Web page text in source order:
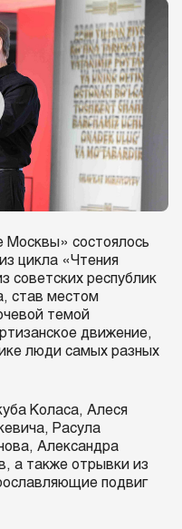
Москвы» состоялось
цикла «Чтения
советских республик
став местом
темой
движение,
люди самых разных
Коласа, Алеся
Расула
Александра
а также отрывки из
подвиг